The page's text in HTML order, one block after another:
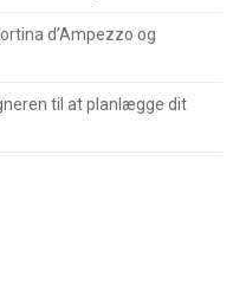
d’Ampezzo og
til at planlægge dit